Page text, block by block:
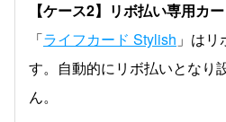
【ケース2】リボ払い専用カ
「ライフカード Stylish 」は
す。自動的にリボ払いとなり
ん。